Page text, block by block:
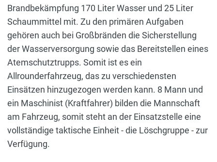
Brandbekämpfung 170 Liter Wasser und 25 Liter
Schaummittel mit. Zu den primären Aufgaben
gehören auch bei Großbränden die Sicherstellung
der Wasserversorgung sowie das Bereitstellen eines
Atemschutztrupps. Somit ist es ein
Allrounderfahrzeug, das zu verschiedensten
Einsätzen hinzugezogen werden kann. 8 Mann und
ein Maschinist (Kraftfahrer) bilden die Mannschaft
am Fahrzeug, somit steht an der Einsatzstelle eine
vollständige taktische Einheit - die Löschgruppe - zur
Verfügung.